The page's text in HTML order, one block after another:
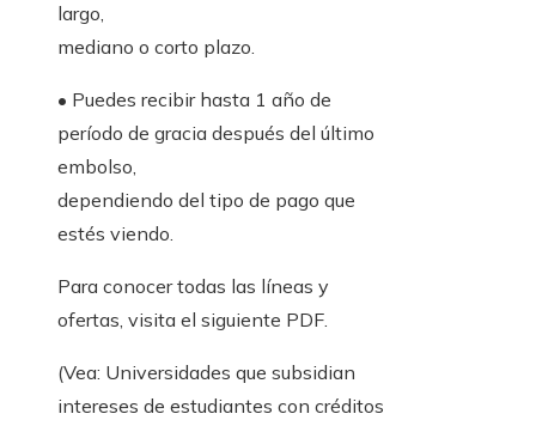
largo,
mediano o corto plazo.
• Puedes recibir hasta 1 año de
período de gracia después del último
embolso,
dependiendo del tipo de pago que
estés viendo.
Para conocer todas las líneas y
ofertas, visita el siguiente PDF.
(Vea: Universidades que subsidian
intereses de estudiantes con créditos